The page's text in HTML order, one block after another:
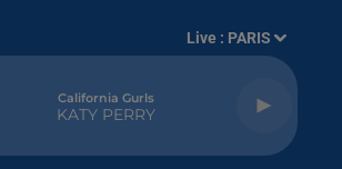
Live : PARIS
California Gurls
KATY PERRY